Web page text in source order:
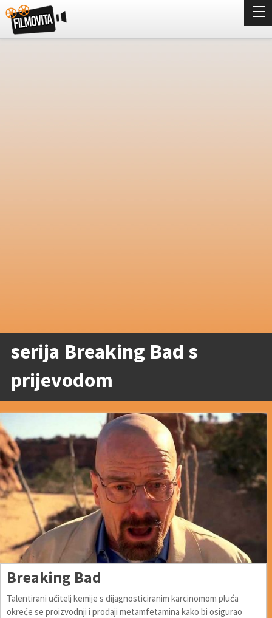
serija Breaking Bad s
prijevodom
Breaking Bad
Talentirani učitelj kemije s dijagnosticiranim karcinomom pluća
okreće se proizvodnji i prodaji metamfetamina kako bi osigurao